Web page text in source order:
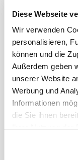
Diese Webseite
Wir verwenden
personalisieren,
können und die
Außerdem geben
unserer Website
Werbung und
Informationen
die Sie ihnen
Moderne
bieden